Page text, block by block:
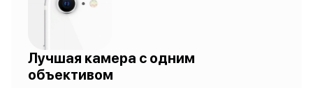
Лучшая камера с одним
объективом